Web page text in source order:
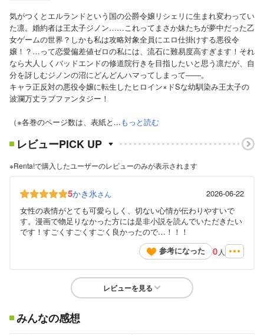
気がつくとエルランドという国の公爵令嬢リシェリに生まれ変わってい
た凛。婚約者は王太子ジノン……これってまさか妹たちが夢中だった乙
女ゲームの世界？しかも私は攻略対象全員にエロ仕掛けする悪役令
嬢！？…って恋愛偏差値ゼロの私には、流石に難易度高すぎます！それ
なら大人しくバッドエンドの修道院行きを目指したいと思う凛だが、自
分を訝しむジノンの沼にどんどんハマってしまって――。
キャラ正反対の悪役令嬢に転生したヒロイン×ドSな幼馴染み王太子の
波瀾万丈ラブファンタジー！
（※各巻のページ数は、表紙と...もっと読む
レビューPICK UP
※Renta!で購入したユーザーのレビューのみが表示されます
5かき氷さん
2026-06-22
女性の表情がとても可愛らしく、切ない心情が伝わりやすいで
す。漫画で物足りなかった方には是非小説を読んでいただきたい
です！すごくすごくすごく良かったので…！！！
参考になった
0 人
レビューを見る
みんなの感想